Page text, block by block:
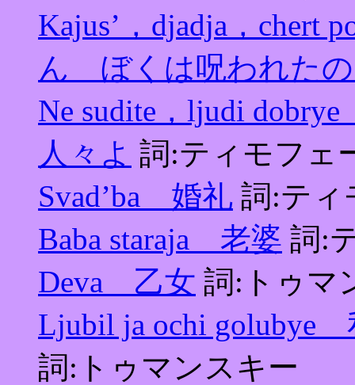
Kajus’，djadja，
ん ぼくは呪われた
Ne sudite，ljudi
人々よ 詞:ティモフェ
Svad’ba 婚礼 詞:ティ
Baba staraja 老婆 詞:
Deva 乙女 詞:トゥマ
Ljubil ja ochi
詞:トゥマンスキー